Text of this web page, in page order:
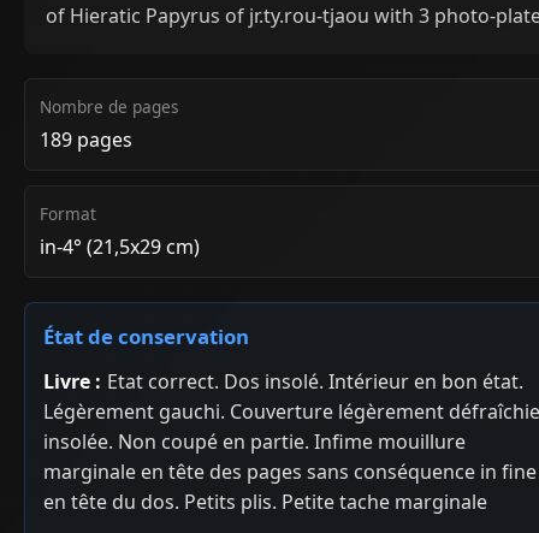
of Hieratic Papyrus of jr.ty.rou-tjaou with 3 photo-
Nombre de pages
189 pages
Format
in-4° (21,5x29 cm)
État de conservation
Livre : Etat correct. Dos insolé. Intérieur en bon état.
Légèrement gauchi. Couverture légèrement défraîchie
insolée. Non coupé en partie. Infime mouillure
marginale en tête des pages sans conséquence in
en tête du dos. Petits plis. Petite tache marginale